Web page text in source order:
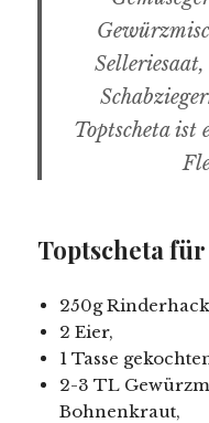
Toptscheta ist
Toptscheta
250g
2 Eier,
1 Tasse
2-3 TL
Bohnenkraut,